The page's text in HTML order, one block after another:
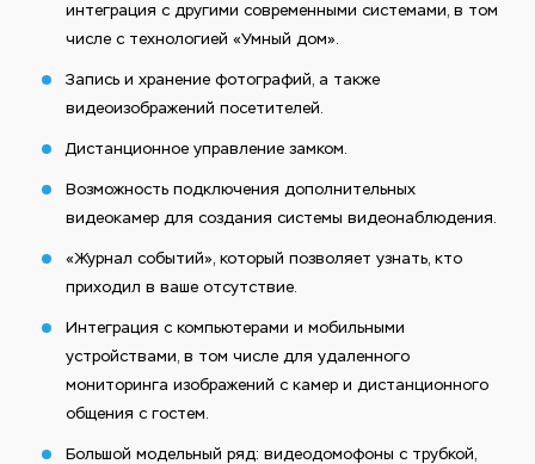
интеграция с другими современными системами, в том
числе с технологией «Умный дом».
Запись и хранение фотографий, а также
видеоизображений посетителей.
Дистанционное управление замком.
Возможность подключения дополнительных
видеокамер для создания системы видеонаблюдения.
«Журнал событий», который позволяет узнать, кто
приходил в ваше отсутствие.
Интеграция с компьютерами и мобильными
устройствами, в том числе для удаленного
мониторинга изображений с камер и дистанционного
общения с гостем.
Большой модельный ряд: видеодомофоны с трубкой,